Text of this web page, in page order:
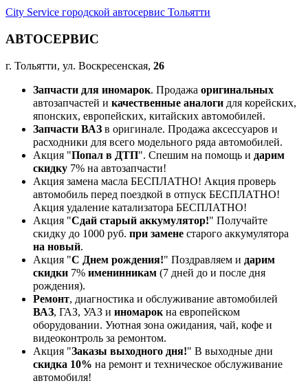
City Service городской автосервис Тольятти
АВТОСЕРВИС
г. Тольятти, ул. Воскресенская, 26
Запчасти для иномарок. Продажа оригинальных
автозапчастей и качественные аналоги для корейских,
японских, европейских, китайских автомобилей.
Запчасти ВАЗ в оригинале. Продажа аксессуаров и
расходники для всего модельного ряда автомобилей.
Акция "Попал в ДТП". Спешим на помощь и дарим
скидку 7% на автозапчасти!
Акция замена масла БЕСПЛАТНО! Акция проверь
автомобиль перед поездкой в отпуск БЕСПЛАТНО!
Акция удаление катализатора БЕСПЛАТНО!
Акция "Сдай старый аккумулятор!" Получайте
скидку до 1000 руб. при замене старого аккумулятора
на новый.
Акция "С Днем рождения!" Поздравляем и дарим
скидки 7% именинникам (7 дней до и после дня
рождения).
Ремонт, диагностика и обслуживание автомобилей
ВАЗ, ГАЗ, УАЗ и иномарокна европейском
оборудовании. Уютная зона ожидания, чай, кофе и
видеоконтроль за ремонтом.
Акция "Заказы выходного дня!" В выходные дни
скидка 10% на ремонт и техническое обслуживание
автомобиля!